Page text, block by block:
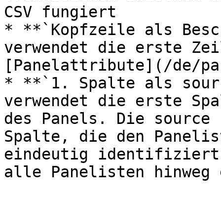
CSV fungiert
* **`Kopfzeile als
verwendet die erste
[Panelattribute](/de/
* **`1. Spalte als
verwendet die erste
des Panels. Die
Spalte, die den
eindeutig
alle Panelisten